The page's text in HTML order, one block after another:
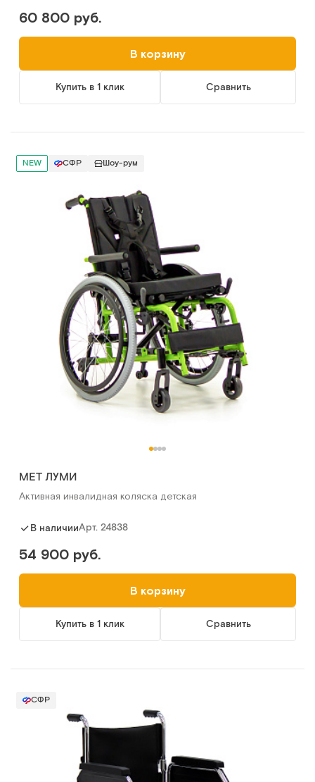
60 800 руб.
В корзину
Купить в 1 клик Сравнить
NEW СФР Шоу-рум
MET ЛУМИ
Активная инвалидная коляска детская
В наличииАрт. 24838
54 900 руб.
В корзину
Купить в 1 клик Сравнить
СФР